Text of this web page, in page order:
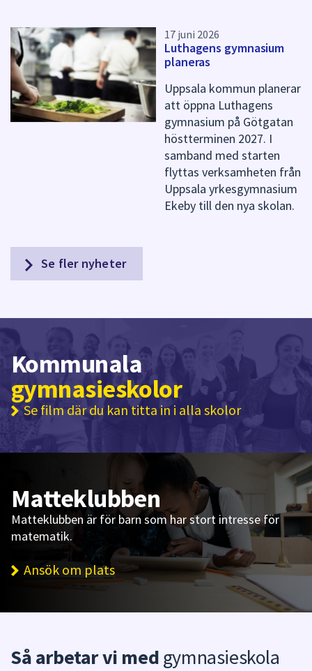
17 juni 2026
Luthagens gymnasium
planeras
Uppsala kommun planerar
att öppna Luthagens
gymnasium på Götgatan
höstterminen 2027. I
samband med starten
flyttas verksamheten från
Uppsala yrkesgymnasium
Ekeby till den nya skolan.
Se fler nyheter
Kommunala
gymnasieskolor
Se film där du kan titta in i alla skolor
Matteklubben
Matteklubben är för barn som har stort intresse för
matematik.
Ansök om plats
Så arbetar vi medgymnasieskola